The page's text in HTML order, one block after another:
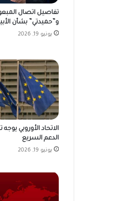
تفاصيل اتصال
و”حميدتي” بشأن
يونيو 19, 2026
الاتحاد الأوروبي يوجه
الدعم السريع
يونيو 19, 2026